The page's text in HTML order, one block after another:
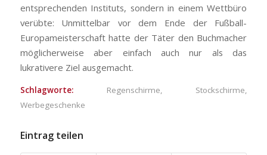
entsprechenden Instituts, sondern in einem Wettbüro
verübte: Unmittelbar vor dem Ende der Fußball-
Europameisterschaft hatte der Täter den Buchmacher
möglicherweise aber einfach auch nur als das
lukrativere Ziel ausgemacht.
Schlagworte: Regenschirme, Stockschirme,
Werbegeschenke
Eintrag teilen